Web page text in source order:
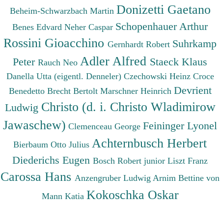
Beheim-Schwarzbach Martin Donizetti Gaetano
Benes Edvard Neher Caspar Schopenhauer Arthur
Rossini Gioacchino Gernhardt Robert Suhrkamp
Peter Rauch Neo Adler Alfred Staeck Klaus
Danella Utta (eigentl. Denneler) Czechowski Heinz Croce
Benedetto Brecht Bertolt Marschner Heinrich Devrient
Ludwig Christo (d. i. Christo Wladimirow
Jawaschew) Clemenceau George Feininger Lyonel
Bierbaum Otto Julius Achternbusch Herbert
Diederichs Eugen Bosch Robert junior Liszt Franz
Carossa Hans Anzengruber Ludwig Arnim Bettine von
Mann Katia Kokoschka Oskar